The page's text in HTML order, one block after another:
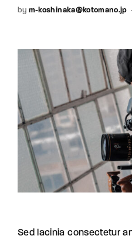
by m-koshinaka@kotomano.jp
Sed lacinia consectetur